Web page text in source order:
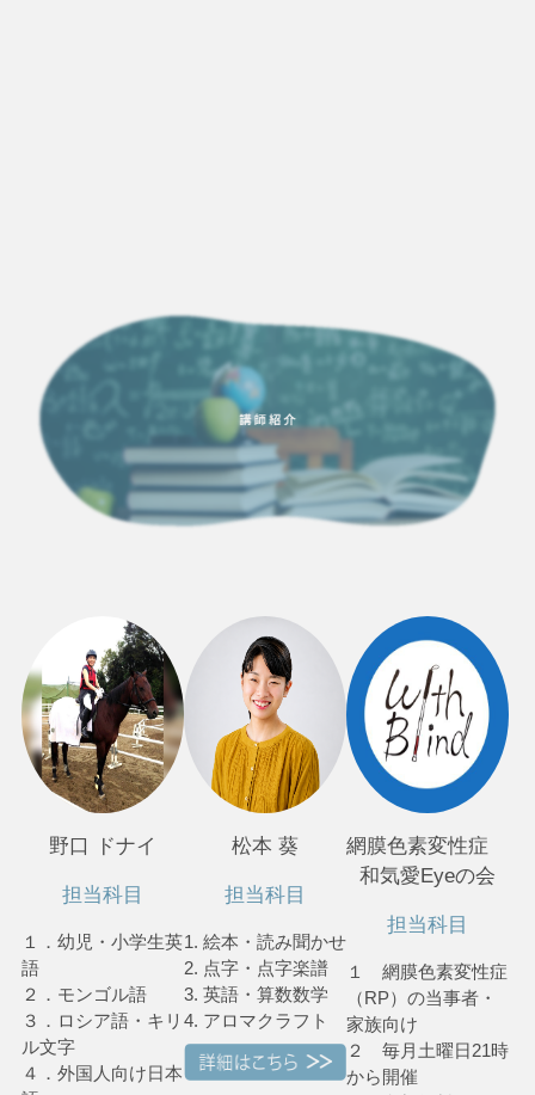
野口 ドナイ
担当科目
１．幼児・小学生英
語
２．モンゴル語
３．ロシア語・キリ
ル文字
４．外国人向け日本
松本 葵
担当科目
1. 絵本・読み聞かせ
2. 点字・点字楽譜
3. 英語・算数数学
4. アロマクラフト
網膜色素変性症
和気愛Eyeの会
担当科目
１ 網膜色素変性症
（RP）の当事者・
家族向け
２ 毎月土曜日21時
から開催